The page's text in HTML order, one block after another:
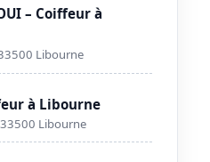
– Coiffeur à
Libourne
à Libourne
Libourne